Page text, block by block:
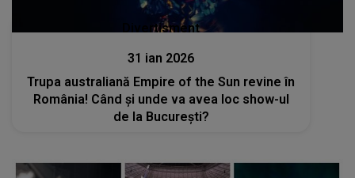
Divertisment
31 ian 2026
Trupa australiană Empire of the Sun revine în
România! Când și unde va avea loc show-ul
de la București?